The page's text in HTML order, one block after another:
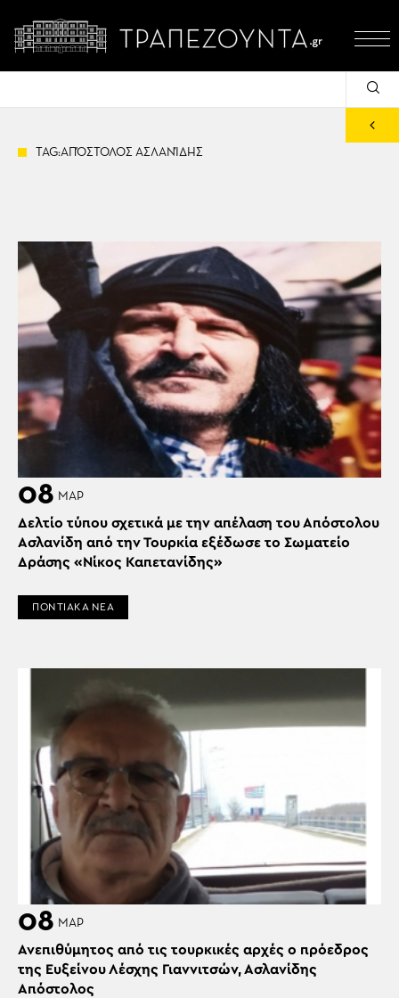
TAG:ΑΠΌΣΤΟΛΟΣ ΑΣΛΑΝΊΔΗΣ
08 ΜΑΡ
Δελτίο τύπου σχετικά με την απέλαση του Απόστολου
Ασλανίδη από την Τουρκία εξέδωσε το Σωματείο
Δράσης «Νίκος Καπετανίδης»
ΠΟΝΤΙΑΚΑ ΝΕΑ
08 ΜΑΡ
Ανεπιθύμητος από τις τουρκικές αρχές ο πρόεδρος
της Ευξείνου Λέσχης Γιαννιτσών, Ασλανίδης
Απόστολος